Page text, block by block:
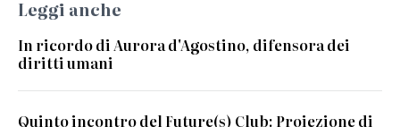
Leggi anche
In ricordo di Aurora d'Agostino, difensora dei
diritti umani
Quinto incontro del Future(s) Club: Proiezione di